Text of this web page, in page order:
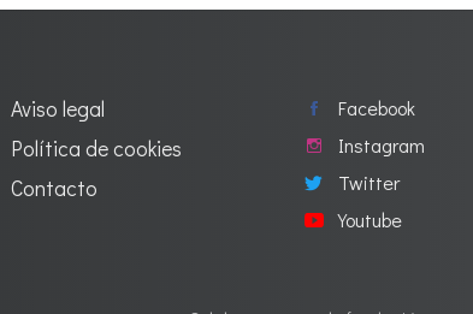
Aviso legal
Política de cookies
Contacto
Facebook
Instagram
Twitter
Youtube